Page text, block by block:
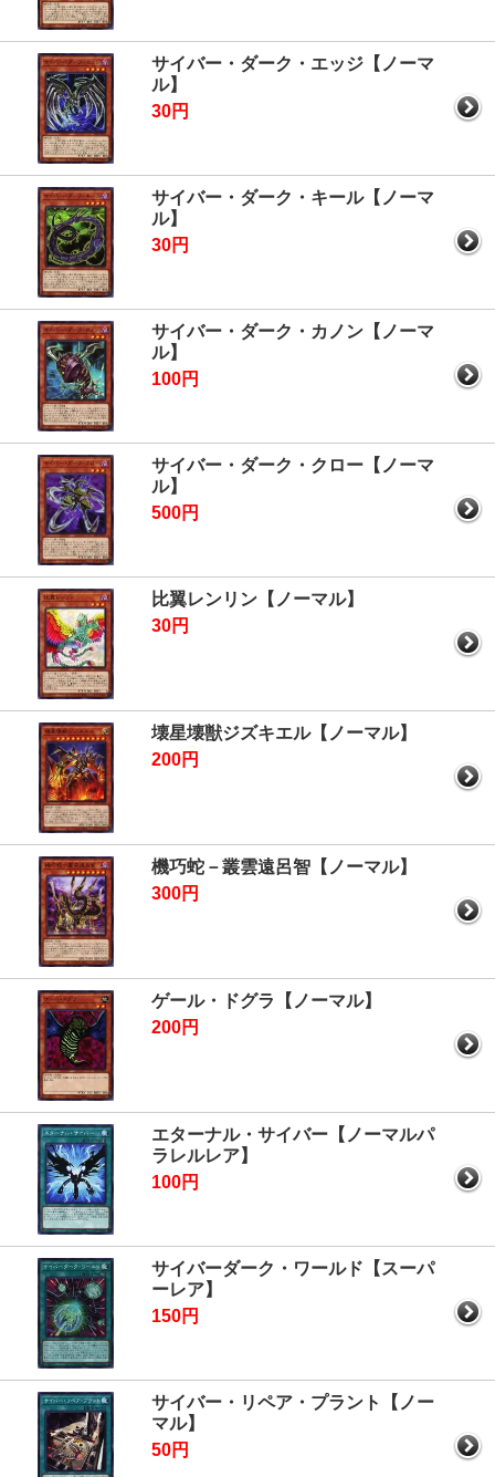
サイバー・ダーク・エッジ【ノーマ
ル】
30円
サイバー・ダーク・キール【ノーマ
ル】
30円
サイバー・ダーク・カノン【ノーマ
ル】
100円
サイバー・ダーク・クロー【ノーマ
ル】
500円
比翼レンリン【ノーマル】
30円
壊星壊獣ジズキエル【ノーマル】
200円
機巧蛇－叢雲遠呂智【ノーマル】
300円
ゲール・ドグラ【ノーマル】
200円
エターナル・サイバー【ノーマルパ
ラレルレア】
100円
サイバーダーク・ワールド【スーパ
ーレア】
150円
サイバー・リペア・プラント【ノー
マル】
50円